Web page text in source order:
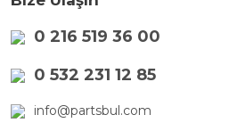
0 216 519 36 00
0 532 231 12 85
info@partsbul.com